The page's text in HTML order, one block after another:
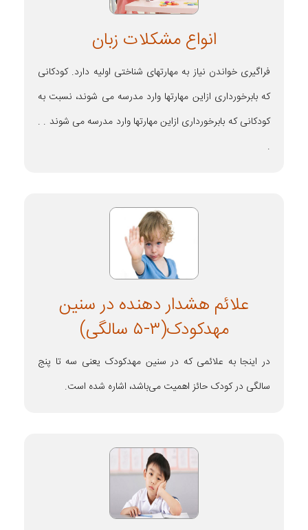
انواع مشکلات زبان
فراگیری خواندن نیاز به مهارتهای شناختی اولیه دارد. کودکانی
که بابرخورداری ازاین مهارتها وارد مدرسه می شوند، نسبت به
کودکانی که بابرخورداری ازاین مهارتها وارد مدرسه می شوند . .
.
علائم هشدار دهنده در سنین
مهدکودک(۳-۵ سالگی)
در اینجا به علائمی که در سنین مهدکودک یعنی سه تا پنج
سالگی در کودک حائز اهمیت می‌باشد، اشاره شده است.